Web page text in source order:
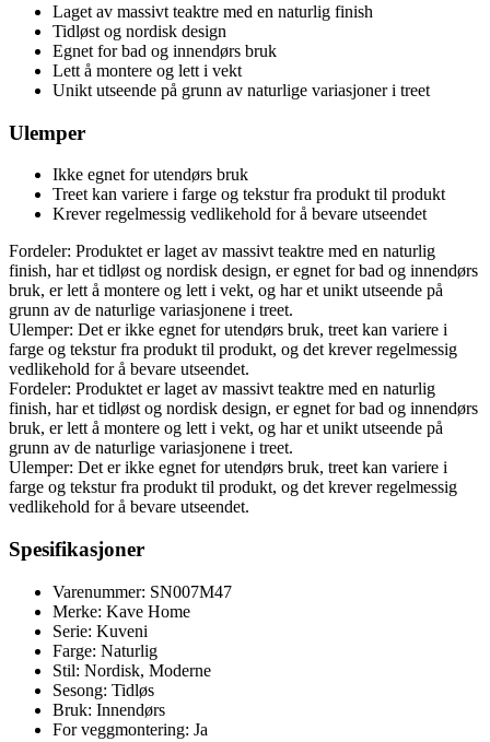
Laget av massivt teaktre med en naturlig finish
Tidløst og nordisk design
Egnet for bad og innendørs bruk
Lett å montere og lett i vekt
Unikt utseende på grunn av naturlige variasjoner i treet
Ulemper
Ikke egnet for utendørs bruk
Treet kan variere i farge og tekstur fra produkt til produkt
Krever regelmessig vedlikehold for å bevare utseendet
Fordeler: Produktet er laget av massivt teaktre med en naturlig
finish, har et tidløst og nordisk design, er egnet for bad og innendørs
bruk, er lett å montere og lett i vekt, og har et unikt utseende på
grunn av de naturlige variasjonene i treet.
Ulemper: Det er ikke egnet for utendørs bruk, treet kan variere i
farge og tekstur fra produkt til produkt, og det krever regelmessig
vedlikehold for å bevare utseendet.
Fordeler: Produktet er laget av massivt teaktre med en naturlig
finish, har et tidløst og nordisk design, er egnet for bad og innendørs
bruk, er lett å montere og lett i vekt, og har et unikt utseende på
grunn av de naturlige variasjonene i treet.
Ulemper: Det er ikke egnet for utendørs bruk, treet kan variere i
farge og tekstur fra produkt til produkt, og det krever regelmessig
vedlikehold for å bevare utseendet.
Spesifikasjoner
Varenummer: SN007M47
Merke: Kave Home
Serie: Kuveni
Farge: Naturlig
Stil: Nordisk, Moderne
Sesong: Tidløs
Bruk: Innendørs
For veggmontering: Ja